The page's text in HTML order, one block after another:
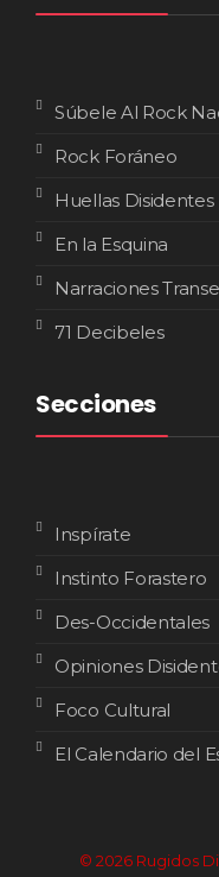
Súbele Al Rock
Rock Foráneo
Huellas Disidentes
En la Esquina
Narraciones
71 Decibeles
Secciones
Inspírate
Instinto Forastero
Des-Occidentales
Opiniones
Foco Cultural
El Calendario del
© 2026 Rugidos